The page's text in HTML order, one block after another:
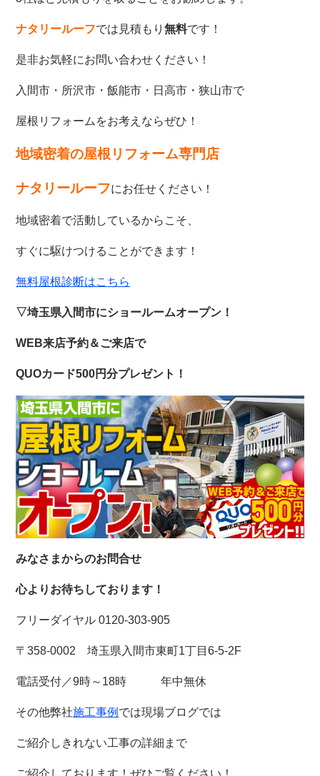
ナタリールーフでは見積もり無料です！
是非お気軽にお問い合わせください！
入間市・所沢市・飯能市・日高市・狭山市で
屋根リフォームをお考えならぜひ！
地域密着の屋根リフォーム専門店
ナタリールーフにお任せください！
地域密着で活動しているからこそ、
すぐに駆けつけることができます！
無料屋根診断はこちら
▽埼玉県入間市にショールームオープン！
WEB来店予約＆ご来店で
QUOカード500円分プレゼント！
みなさまからのお問合せ
心よりお待ちしております！
フリーダイヤル 0120-303-905
〒358-0002 埼玉県入間市東町1丁目6-5-2F
電話受付／9時～18時 年中無休
その他弊社施工事例 では現場ブログでは
ご紹介しきれない工事の詳細まで